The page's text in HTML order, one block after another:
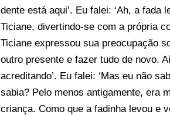
dente está aqui’. Eu falei: ‘Ah, a fada
Ticiane, divertindo-se com a própria
Ticiane expressou sua preocupação
outro presente e fazer tudo de novo.
acreditando’. Eu falei: ‘Mas eu não
sabia? Pelo menos antigamente, era
criança. Como que a fadinha levou e